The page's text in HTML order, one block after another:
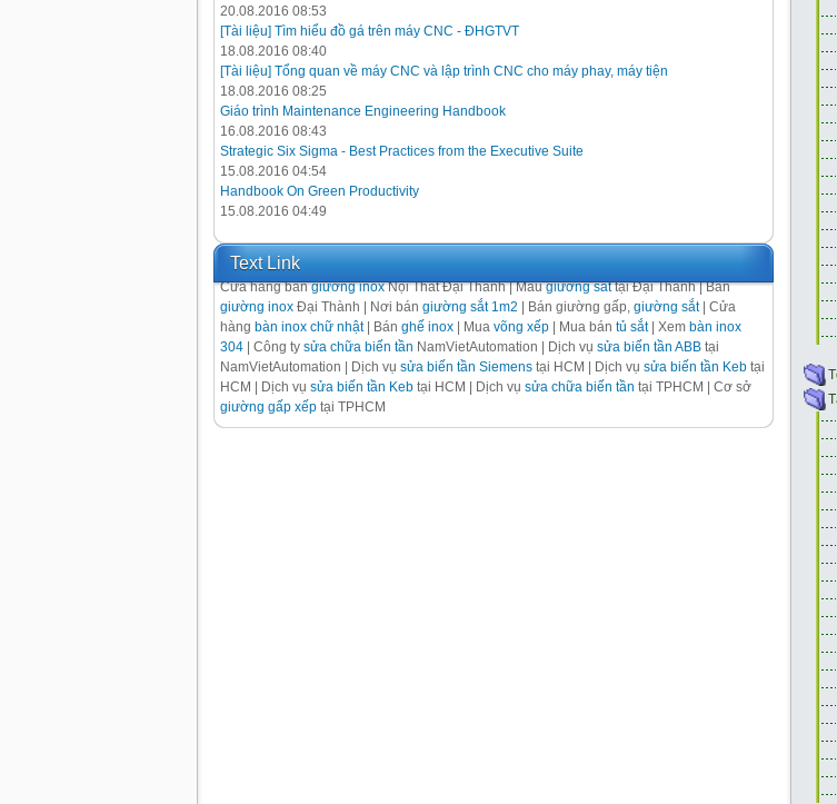
20.08.2016 08:53
[Tài liệu] Tìm hiểu đồ gá trên máy CNC - ĐHGTVT
18.08.2016 08:40
[Tài liệu] Tổng quan về máy CNC và lập trình CNC cho máy phay, máy tiện
18.08.2016 08:25
Giáo trình Maintenance Engineering Handbook
16.08.2016 08:43
Strategic Six Sigma - Best Practices from the Executive Suite
15.08.2016 04:54
Handbook On Green Productivity
15.08.2016 04:49
Text Link
Cửa hàng bángiường inoxNội Thất Đại Thành | Mẫugiường sắttại Đại Thành | Bán
giường inox Đại Thành | Nơi bán giường sắt 1m2 | Bán giường gấp, giường sắt| Cửa
hàng bàn inox chữ nhật| Bán ghế inox | Mua võng xếp | Mua bán tủ sắt| Xem bàn inox
304 | Công ty sửa chữa biến tần NamVietAutomation | Dịch vụ sửa biến tần ABB tại
NamVietAutomation | Dịch vụ sửa biến tần Siemens tại HCM | Dịch vụ sửa biến tần Keb tại
HCM | Dịch vụ sửa biến tần Keb tại HCM | Dịch vụ sửa chữa biến tần tại TPHCM | Cơ sở
giường gấp xếp tại TPHCM